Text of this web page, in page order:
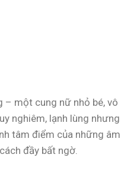
– một cung nữ nhỏ bé, vô
nghiêm, lạnh lùng nhưng
tâm điểm của những âm
đầy bất ngờ.